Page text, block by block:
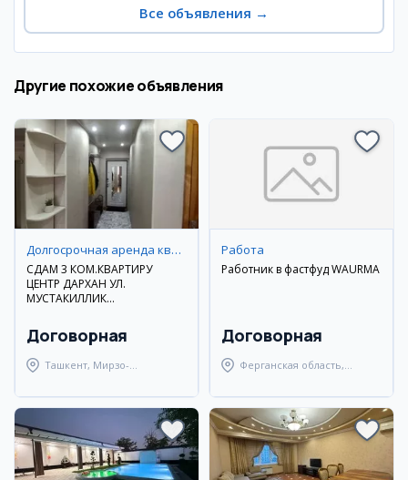
Все объявления →
Другие похожие объявления
Долгосрочная аренда квартир
СДАМ 3 КОМ.КВАРТИРУ
ЦЕНТР ДАРХАН УЛ.
МУСТАКИЛЛИК
Договорная
Ташкент, Мирзо-
Работа
Работник в фастфуд WAURMA
Договорная
Ферганская область,